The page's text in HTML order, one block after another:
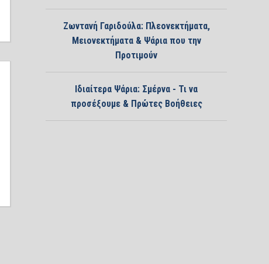
Ζωντανή Γαριδούλα: Πλεονεκτήματα,
Μειονεκτήματα & Ψάρια που την
Προτιμούν
Ιδιαίτερα Ψάρια: Σμέρνα - Τι να
προσέξουμε & Πρώτες Βοήθειες